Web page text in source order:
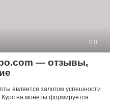
0
— отзывы,
является залогом успешности
Курс на монеты формируется